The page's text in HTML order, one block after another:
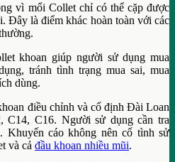
vì mổi Collet chỉ có thể cặp được
Đây là điểm khác hoàn toàn với các
khoan giúp người sử dụng mua
tránh tình trạng mua sai, mua
dùng.
điều chỉnh và cố định Đài Loan
C14, C16. Người sử dụng cần tra
Khuyến cáo không nên cố tình sử
và cả đầu khoan nhiều mũi.